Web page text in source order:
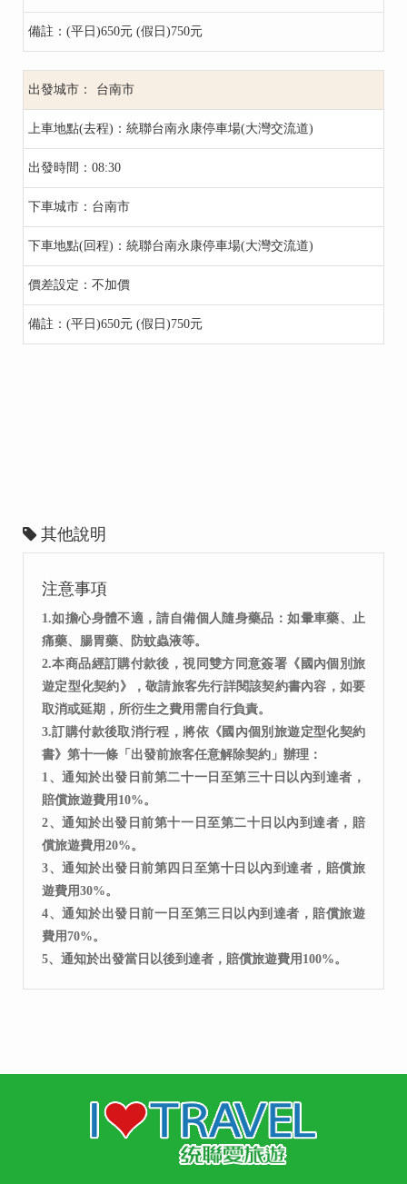
(平日)650元 (假日)750元
台南市
統聯台南永康停車場(大灣交流道)
08:30
台南市
統聯台南永康停車場(大灣交流道)
不加價
(平日)650元 (假日)750元
其他說明
注意事項
1.如擔心身體不適，請自備個人隨身藥品：如暈車藥、止
痛藥、腸胃藥、防蚊蟲液等。
2.本商品經訂購付款後，視同雙方同意簽署《國內個別旅
遊定型化契約》，敬請旅客先行詳閱該契約書內容，如要
取消或延期，所衍生之費用需自行負責。
3.訂購付款後取消行程，將依《國內個別旅遊定型化契約
書》第十一條「出發前旅客任意解除契約」辦理：
1、通知於出發日前第二十一日至第三十日以內到達者，
賠償旅遊費用10%。
2、通知於出發日前第十一日至第二十日以內到達者，賠
償旅遊費用20%。
3、通知於出發日前第四日至第十日以內到達者，賠償旅
遊費用30%。
4、通知於出發日前一日至第三日以內到達者，賠償旅遊
費用70%。
5、通知於出發當日以後到達者，賠償旅遊費用100%。